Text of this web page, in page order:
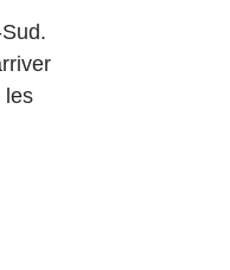
les